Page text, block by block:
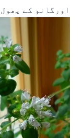
اورگانو کے